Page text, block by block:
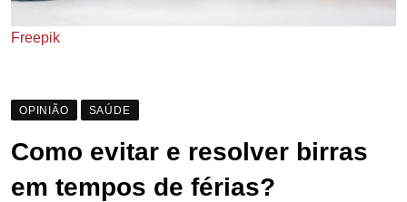
Freepik
OPINIÃO SAÚDE
Como evitar e resolver birras
em tempos de férias?